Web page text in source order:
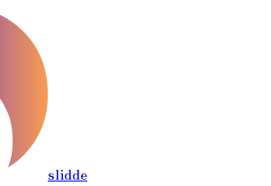
slidde